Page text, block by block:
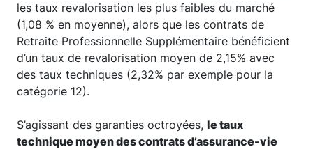
les taux revalorisation les plus faibles du marché
(1,08 % en moyenne), alors que les contrats de
Retraite Professionnelle Supplémentaire bénéficient
d’un taux de revalorisation moyen de 2,15% avec
des taux techniques (2,32% par exemple pour la
catégorie 12).
S’agissant des garanties octroyées, le taux
technique moyen des contrats d’assurance-vie